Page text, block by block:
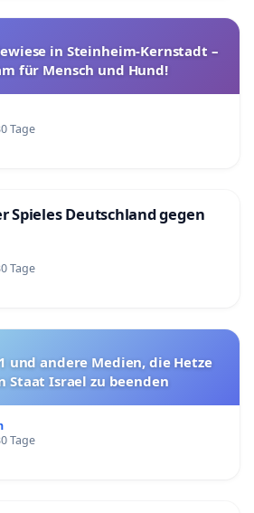
in Steinheim-Kernstadt –
für Mensch und Hund!
Tage
Spieles Deutschland gegen
Tage
und andere Medien, die Hetze
Staat Israel zu beenden
Tage